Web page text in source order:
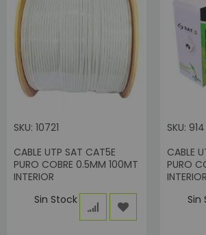
SKU: 10721
CABLE UTP SAT CAT5E
PURO COBRE 0.5MM 100MT
INTERIOR
Sin Stock
SKU: 914
CABLE
PURO
INTERIOR
Sin